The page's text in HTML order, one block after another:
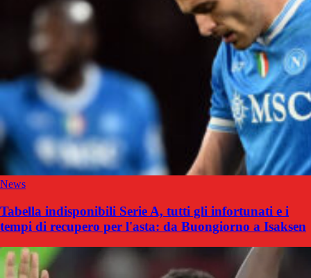
News
Tabella indisponibili Serie A, tutti gli infortunati e i
tempi di recupero per l'asta: da Buongiorno a Isaksen